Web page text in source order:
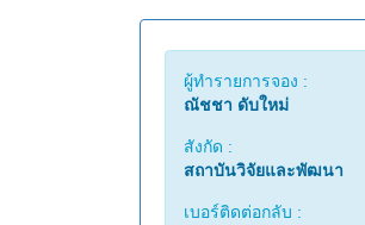
ผู้ทำรายการจอง :
ณัชชา ดับใหม่
สังกัด :
สถาบันวิจัยและพัฒนา
เบอร์ติดต่อกลับ :